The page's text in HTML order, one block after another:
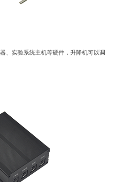
、实验系统主机等硬件，升降机可以调